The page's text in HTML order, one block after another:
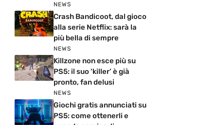
NEWS
Crash Bandicoot, dal gioco
alla serie Netflix: sarà la
più bella di sempre
NEWS
Killzone non esce più su
PS5: il suo ‘killer’ è già
pronto, fan delusi
NEWS
Giochi gratis annunciati su
PS5: come ottenerli e